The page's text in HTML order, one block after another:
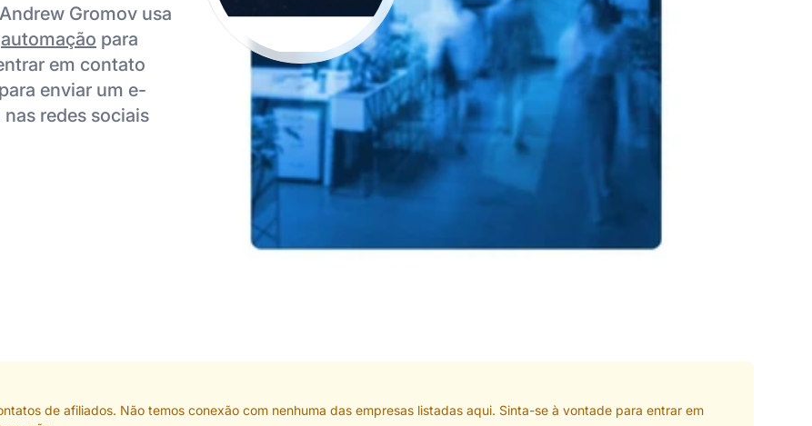
Gromov usa
automação para
em contato
enviar um e-
redes sociais
de afiliados. Não temos conexão com nenhuma das empresas listadas aqui. Sinta-se à vontade para entrar em